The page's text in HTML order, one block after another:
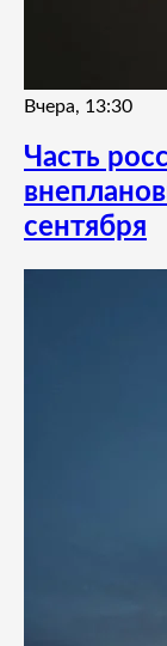
Вчера, 13:30
Часть
сентября